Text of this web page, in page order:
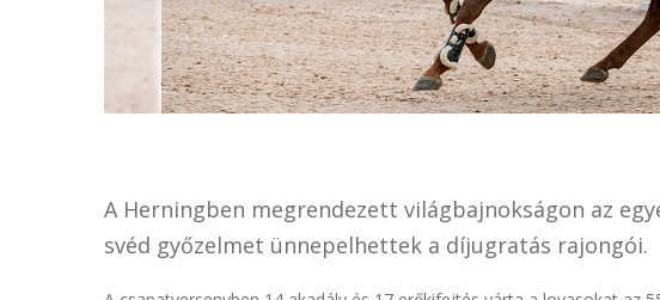
A Herningben megrendezett világbajnokságon az
svéd győzelmet ünnepelhettek a díjugratás rajongói.